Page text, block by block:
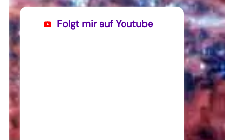
Folgt mir auf Youtube